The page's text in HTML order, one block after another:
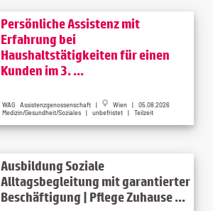
Persönliche Assistenz mit
Erfahrung bei
Haushaltstätigkeiten für einen
Kunden im 3. ...
WAG Assistenzgenossenschaft |
Wien | 05.08.2026
Medizin/Gesundheit/Soziales | unbefristet | Teilzeit
Ausbildung Soziale
Alltagsbegleitung mit garantierter
Beschäftigung | Pflege Zuhause ...